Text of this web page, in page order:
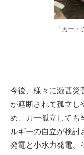
「カー
今後、様々に激甚災
が遮断されて孤立し
め、万一孤立しても
ルギーの自立が検討
発電と小水力発電、